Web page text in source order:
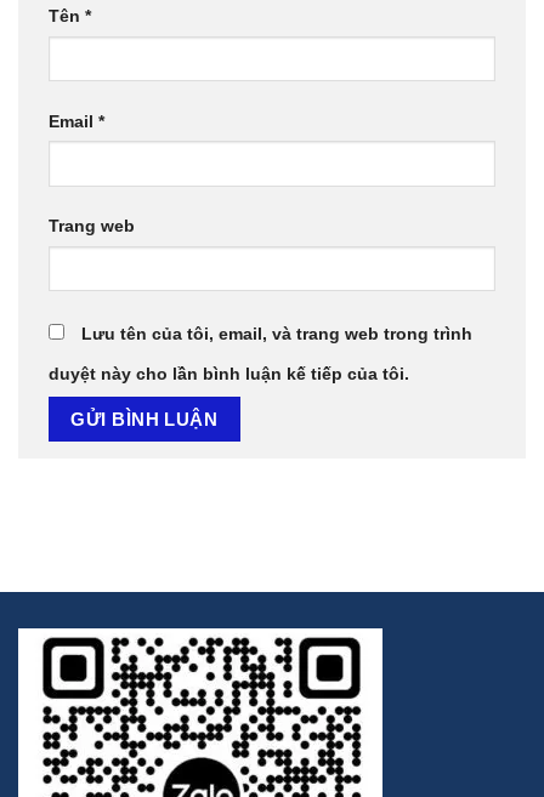
Tên *
Email *
Trang web
Lưu tên của tôi, email, và trang web trong trình
duyệt này cho lần bình luận kế tiếp của tôi.